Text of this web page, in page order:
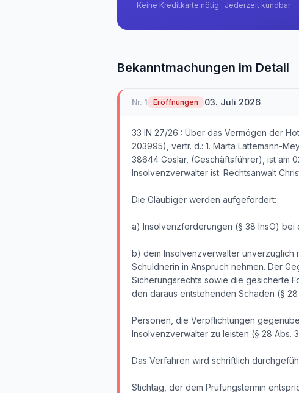
Keine Kreditkarte nötig · Jederzeit kündbar
Bekanntmachungen im Detail
Nr. 1 Eröffnungen 03. Juli 2026
33 IN 27/26 : Über das Vermögen der
203995), vertr. d.: 1. Marta Lattemann-
38644 Goslar, (Geschäftsführer), ist am
Insolvenzverwalter ist: Rechtsanwalt
Die Gläubiger werden aufgefordert:
a) Insolvenzforderungen (§ 38 InsO) bei
b) dem Insolvenzverwalter unverzüglich
Schuldnerin in Anspruch nehmen. Der
Sicherungsrechts sowie die gesicherte
den daraus entstehenden Schaden (§ 28
Personen, die Verpflichtungen
Insolvenzverwalter zu leisten (§ 28 Abs.
Das Verfahren wird schriftlich
Stichtag, der dem Prüfungstermin